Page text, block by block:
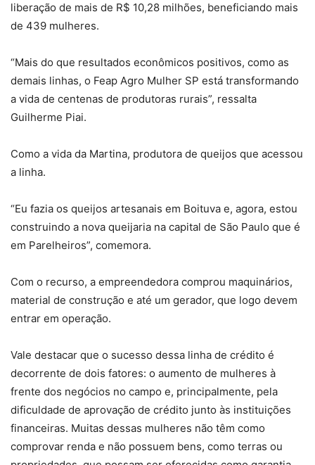
liberação de mais de R$ 10,28 milhões, beneficiando mais
de 439 mulheres.
“Mais do que resultados econômicos positivos, como as
demais linhas, o Feap Agro Mulher SP está transformando
a vida de centenas de produtoras rurais”, ressalta
Guilherme Piai.
Como a vida da Martina, produtora de queijos que acessou
a linha.
“Eu fazia os queijos artesanais em Boituva e, agora, estou
construindo a nova queijaria na capital de São Paulo que é
em Parelheiros”, comemora.
Com o recurso, a empreendedora comprou maquinários,
material de construção e até um gerador, que logo devem
entrar em operação.
Vale destacar que o sucesso dessa linha de crédito é
decorrente de dois fatores: o aumento de mulheres à
frente dos negócios no campo e, principalmente, pela
dificuldade de aprovação de crédito junto às instituições
financeiras. Muitas dessas mulheres não têm como
comprovar renda e não possuem bens, como terras ou